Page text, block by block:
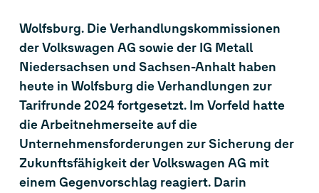
Wolfsburg. Die Verhandlungskommissionen
der Volkswagen AG sowie der IG Metall
Niedersachsen und Sachsen-Anhalt haben
heute in Wolfsburg die Verhandlungen zur
Tarifrunde 2024 fortgesetzt. Im Vorfeld hatte
die Arbeitnehmerseite auf die
Unternehmensforderungen zur Sicherung der
Zukunftsfähigkeit der Volkswagen AG mit
einem Gegenvorschlag reagiert. Darin